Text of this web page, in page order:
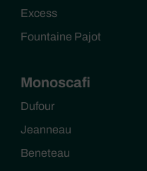
Excess
Fountaine Pajot
Monoscafi
Dufour
Jeanneau
Beneteau